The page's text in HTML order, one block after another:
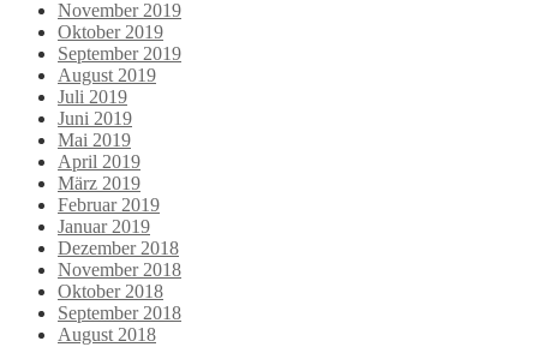
November 2019
Oktober 2019
September 2019
August 2019
Juli 2019
Juni 2019
Mai 2019
April 2019
März 2019
Februar 2019
Januar 2019
Dezember 2018
November 2018
Oktober 2018
September 2018
August 2018